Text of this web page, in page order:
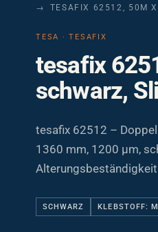
tesafix
schwarz,
tesafix 62512 –
1360 mm, 1200 µm,
Alterungsbeständigkeit.
SCHWARZ KLEBSTOFF: